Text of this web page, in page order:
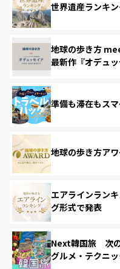
世界遺産ランキ
地球の歩き方
最新作『オデュッ
準備も滞在もス
地球の歩き方ア
エアラインラン
グ形式で発表
Next韓国旅 次の
グルメ・テクニ